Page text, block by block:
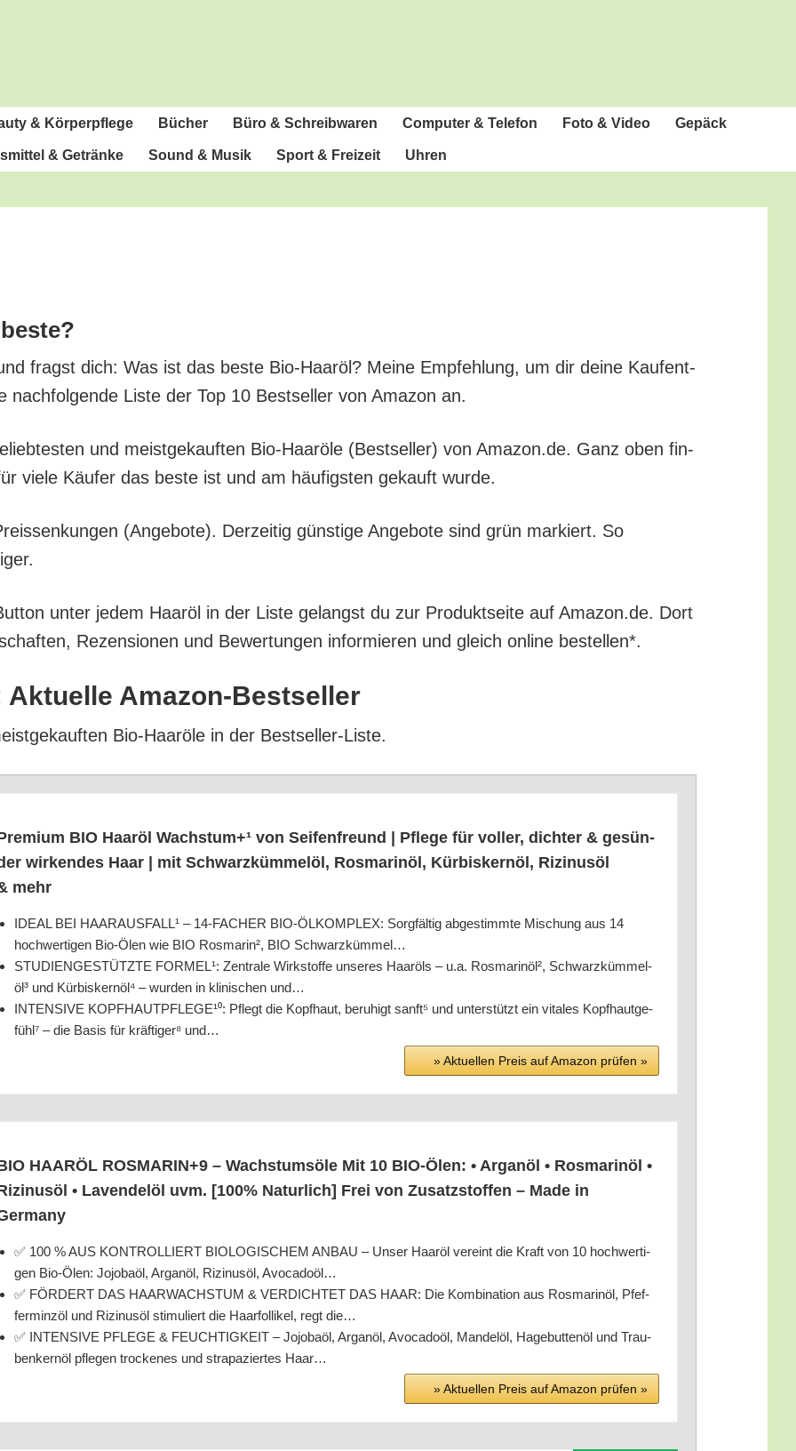
& Körperpflege Bücher Büro & Schreibwaren Com­pu­ter & Telefon Foto & Video Gepäck
& Getränke Sound & Musik Sport & Freizeit Uhren
fragst dich: Was ist das bes­te Bio-Haar­öl? Mei­ne Emp­feh­lung, um dir dei­ne Kauf­ent­
nach­fol­gen­de Lis­te der Top 10 Best­sel­ler von Ama­zon an.
und meist­ge­kauf­ten Bio-Haar­öle (Best­sel­ler) von Amazon.de. Ganz oben fin­
vie­le Käu­fer das bes­te ist und am häu­figs­ten gekauft wurde.
(Ange­bo­te). Der­zei­tig güns­ti­ge Ange­bo­te sind grün mar­kiert. So
unter jedem Haar­öl in der Lis­te gelangst du zur Pro­dukt­sei­te auf Amazon.de. Dort
Rezen­sio­nen und Bewer­tun­gen infor­mie­ren und gleich online bestellen*.
Aktu­el­le Amazon-Bestseller
Bio-Haar­öle in der Bestseller-Liste.
BIO Haar­öl Wachstum+¹ von Sei­fen­freund | Pfle­ge für vol­ler, dich­ter & gesün­
wir­ken­des Haar | mit Schwarz­küm­mel­öl, Ros­ma­rin­öl, Kür­bis­kern­öl, Rizi­nus­öl
mehr
IDEAL BEI HAARAUSFALL¹ – 14-FACHER BIO-ÖLKOMPLEX: Sorg­fäl­tig abge­stimm­te Mischung aus 14
hoch­wer­ti­gen Bio-Ölen wie BIO Ros­ma­rin², BIO Schwarzkümmel…
STUDIENGESTÜTZTE FORMEL¹: Zen­tra­le Wirk­stof­fe unse­res Haar­öls – u.a. Ros­ma­rin­öl², Schwarz­küm­mel­
öl³ und Kür­bis­kern­öl⁴ – wur­den in kli­ni­schen und…
INTENSIVE KOPFHAUTPFLEGE¹⁰: Pflegt die Kopf­haut, beru­higt sanf­t⁵ und unter­stützt ein vita­les Kopf­haut­ge­
fühl⁷ – die Basis für kräf­ti­ger⁸ und…
» Aktu­el­len Preis auf Ama­zon prü­fen »
HAARÖL ROSMARIN+9 – Wachs­tums­öle Mit 10 BIO-Ölen: • Argan­öl • Ros­ma­rin­öl •
• Laven­del­öl uvm. [100% Natur­lich] Frei von Zusatz­stof­fen – Made in
✅ 100 % AUS KONTROLLIERT BIOLOGISCHEM ANBAU – Unser Haar­öl ver­eint die Kraft von 10 hoch­wer­ti­
gen Bio-Ölen: Jojob­a­öl, Argan­öl, Rizi­nus­öl, Avocadoöl…
✅ FÖRDERT DAS HAARWACHSTUM & VERDICHTET DAS HAAR: Die Kom­bi­na­ti­on aus Ros­ma­rin­öl, Pfef­
fer­minz­öl und Rizi­nus­öl sti­mu­liert die Haar­fol­li­kel, regt die…
✅ INTENSIVE PFLEGE & FEUCHTIGKEIT – Jojob­a­öl, Argan­öl, Avo­ca­do­öl, Man­del­öl, Hage­but­ten­öl und Trau­
ben­kern­öl pfle­gen tro­cke­nes und stra­pa­zier­tes Haar…
» Aktu­el­len Preis auf Ama­zon prü­fen »